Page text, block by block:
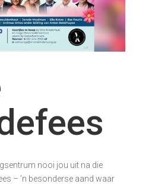
nooi jou uit na die
– ’n besonderse aand waar